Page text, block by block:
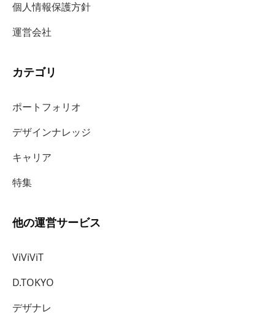
個人情報保護方針
運営会社
カテゴリ
ポートフォリオ
デザインナレッジ
キャリア
特集
他の運営サービス
ViViViT
D.TOKYO
デザナレ